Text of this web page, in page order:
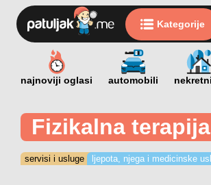
Kategorije
Fizikalna
servisi i usluge ljepota, njega i medicinske